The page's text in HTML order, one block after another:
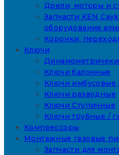
Дрели, моторы и
Запчасти KEN
оборудования
Коронки,
Ключи
Ключи балонные
Ключи имбусовые
Ключи разводные
Ключи Ступичные
Ключи трубные /
Компрессоры
Монтажные газовые
Запчасти для